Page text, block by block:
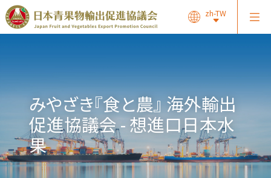
zh-TW
みやざき『⾷と農』 海外輸出
促進協議会 - 想進口日本水
果